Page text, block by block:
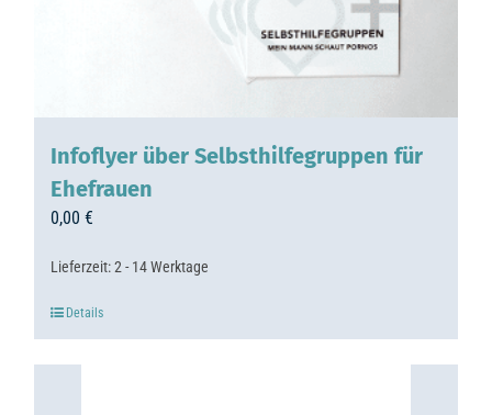
Infoflyer über Selbsthilfegruppen für
Ehefrauen
0,00 €
Lieferzeit:2 - 14 Werktage
Details